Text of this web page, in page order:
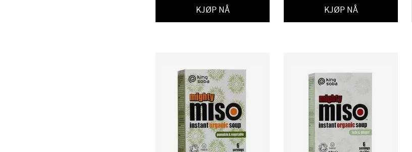
KJØP NÅ KJØP NÅ